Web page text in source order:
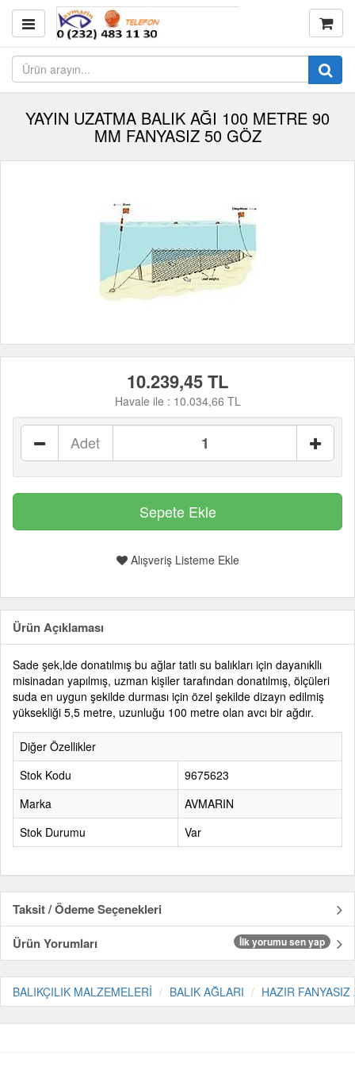
YAYIN UZATMA BALIK AĞI 100 METRE 90
MM FANYASIZ 50 GÖZ
10.239,45 TL
Havale ile : 10.034,66 TL
Adet
Alışveriş Listeme Ekle
Ürün Açıklaması
Sade şek,lde donatılmış bu ağlar tatlı su balıkları için dayanıkllı
misinadan yapılmış, uzman kişiler tarafından donatılmış, ölçüleri
suda en uygun şekilde durması için özel şekilde dizayn edilmiş
yüksekliği 5,5 metre, uzunluğu 100 metre olan avcı bir ağdır.
Diğer Özellikler
Stok Kodu
9675623
Marka
AVMARIN
Stok Durumu
Var
Taksit / Ödeme Seçenekleri
Ürün Yorumları
İlk yorumu sen yap
BALIKÇILIK MALZEMELERİ BALIK AĞLARI HAZIR FANYASIZ